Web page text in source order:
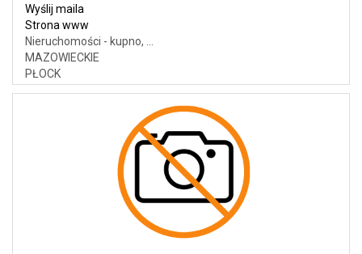
Wyślij maila
Strona www
Nieruchomości - kupno, ...
MAZOWIECKIE
PŁOCK